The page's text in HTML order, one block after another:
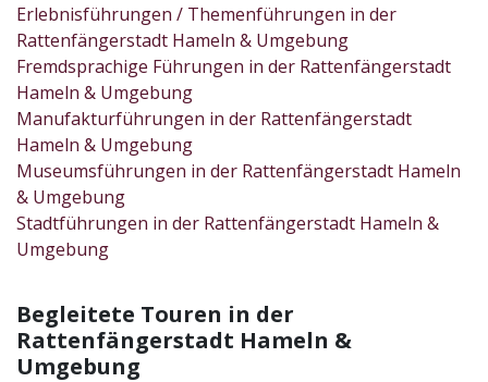
Erlebnisführungen / Themenführungen in der
Rattenfängerstadt Hameln & Umgebung
Fremdsprachige Führungen in der Rattenfängerstadt
Hameln & Umgebung
Manufakturführungen in der Rattenfängerstadt
Hameln & Umgebung
Museumsführungen in der Rattenfängerstadt Hameln
& Umgebung
Stadtführungen in der Rattenfängerstadt Hameln &
Umgebung
Begleitete Touren in der
Rattenfängerstadt Hameln &
Umgebung